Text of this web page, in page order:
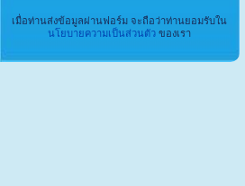
เมื่อท่านส่งข้อมูลผ่านฟอร์ม จะถือว่าท่านยอมรับใน
นโยบายความเป็นส่วนตัวของเรา